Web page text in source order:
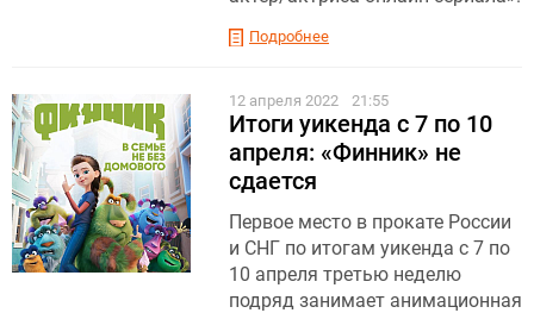
Подробнее
12 апреля 2022 21:55
Итоги уикенда с 7 по 10
апреля: «Финник» не
сдается
Первое место в прокате России
и СНГ по итогам уикенда с 7 по
10 апреля третью неделю
подряд занимает анимационная